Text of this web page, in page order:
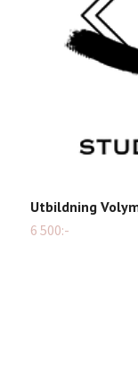
Utbildning
6 500:-